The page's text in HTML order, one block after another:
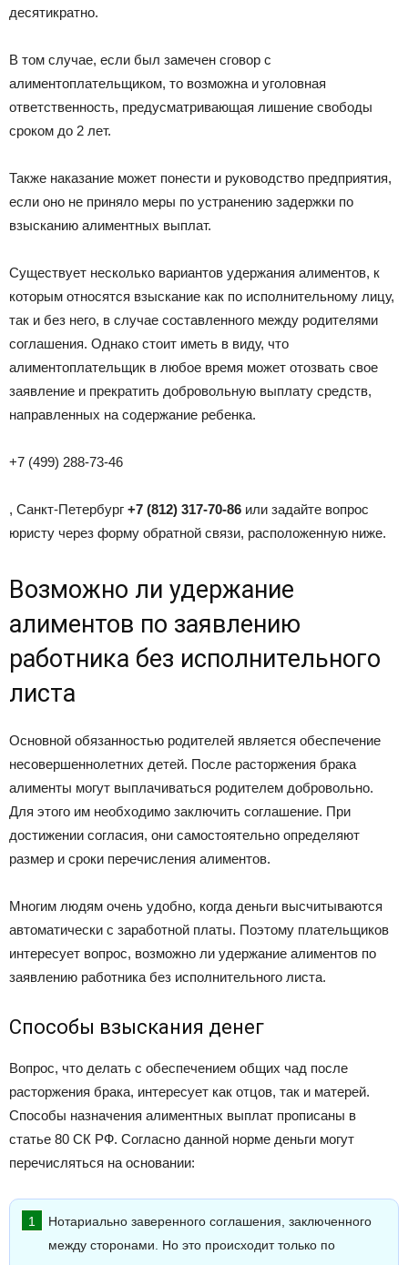
десятикратно.
В том случае, если был замечен сговор с
алиментоплательщиком, то возможна и уголовная
ответственность, предусматривающая лишение свободы
сроком до 2 лет.
Также наказание может понести и руководство предприятия,
если оно не приняло меры по устранению задержки по
взысканию алиментных выплат.
Существует несколько вариантов удержания алиментов, к
которым относятся взыскание как по исполнительному лицу,
так и без него, в случае составленного между родителями
соглашения. Однако стоит иметь в виду, что
алиментоплательщик в любое время может отозвать свое
заявление и прекратить добровольную выплату средств,
направленных на содержание ребенка.
+7 (499) 288-73-46
, Санкт-Петербург +7 (812) 317-70-86 или задайте вопрос
юристу через форму обратной связи, расположенную ниже.
Возможно ли удержание
алиментов по заявлению
работника без исполнительного
листа
Основной обязанностью родителей является обеспечение
несовершеннолетних детей. После расторжения брака
алименты могут выплачиваться родителем добровольно.
Для этого им необходимо заключить соглашение. При
достижении согласия, они самостоятельно определяют
размер и сроки перечисления алиментов.
Многим людям очень удобно, когда деньги высчитываются
автоматически с заработной платы. Поэтому плательщиков
интересует вопрос, возможно ли удержание алиментов по
заявлению работника без исполнительного листа.
Способы взыскания денег
Вопрос, что делать с обеспечением общих чад после
расторжения брака, интересует как отцов, так и матерей.
Способы назначения алиментных выплат прописаны в
статье 80 СК РФ. Согласно данной норме деньги могут
перечисляться на основании:
Нотариально заверенного соглашения, заключенного
между сторонами. Но это происходит только по